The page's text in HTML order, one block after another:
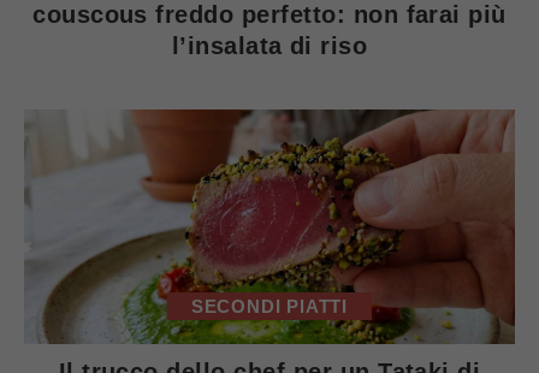
couscous freddo perfetto: non farai più
l’insalata di riso
SECONDI PIATTI